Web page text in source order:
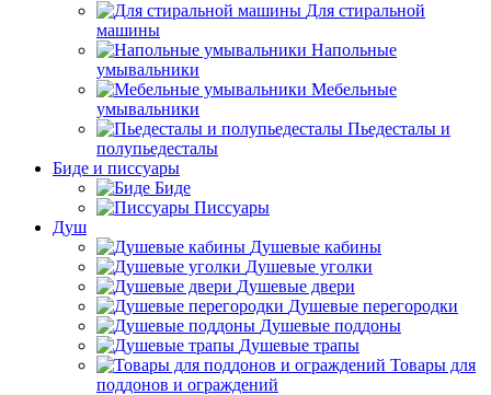
Для стиральной
машины
Напольные
умывальники
Мебельные
умывальники
Пьедесталы и
полупьедесталы
Биде и писсуары
Биде
Писсуары
Душ
Душевые кабины
Душевые уголки
Душевые двери
Душевые перегородки
Душевые поддоны
Душевые трапы
Товары для
поддонов и ограждений